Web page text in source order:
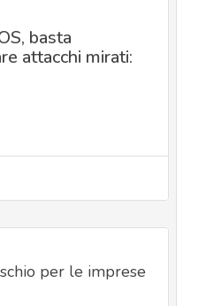
basta
attacchi mirati:
per le imprese